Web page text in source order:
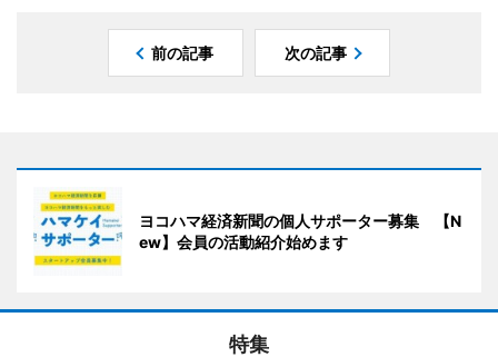
前の記事 次の記事
ヨコハマ経済新聞の個人サポーター募集 【N
ew】会員の活動紹介始めます
特集